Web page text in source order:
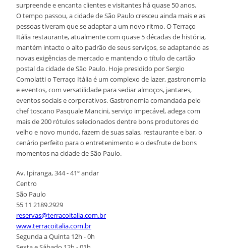
surpreende e encanta clientes e visitantes há quase 50 anos.
O tempo passou, a cidade de São Paulo cresceu ainda mais e as
pessoas tiveram que se adaptar a um novo ritmo. O Terraço
Itália restaurante, atualmente com quase 5 décadas de história,
mantém intacto o alto padrão de seus serviços, se adaptando as
novas exigências de mercado e mantendo o título de cartão
postal da cidade de São Paulo. Hoje presidido por Sergio
Comolatti o Terraço Itália é um complexo de lazer, gastronomia
e eventos, com versatilidade para sediar almoços, jantares,
eventos sociais e corporativos. Gastronomia comandada pelo
chef toscano Pasquale Mancini, serviço impecável, adega com
mais de 200 rótulos selecionados dentre bons produtores do
velho e novo mundo, fazem de suas salas, restaurante e bar, o
cenário perfeito para o entretenimento e o desfrute de bons
momentos na cidade de São Paulo.
Av. Ipiranga, 344 - 41º andar
Centro
São Paulo
55 11 2189.2929
reservas@terracoitalia.com.br
www.terracoitalia.com.br
Segunda a Quinta 12h - 0h